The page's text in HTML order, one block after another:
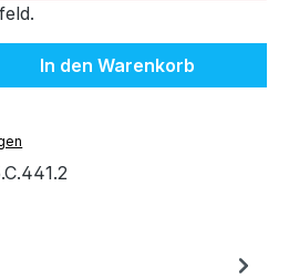
Gib den
In den Warenkorb